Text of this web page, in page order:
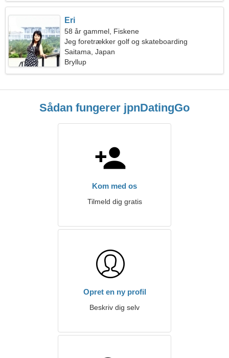
Eri
58 år gammel, Fiskene
Jeg foretrækker golf og skateboarding
Saitama, Japan
Bryllup
Sådan fungerer jpnDatingGo
Kom med os
Tilmeld dig gratis
Opret en ny profil
Beskriv dig selv